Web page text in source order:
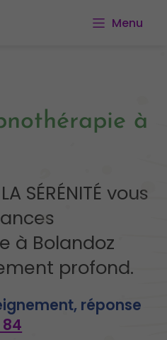
Menu
à
SÉRÉNITÉ vous
à Bolandoz
profond.
réponse